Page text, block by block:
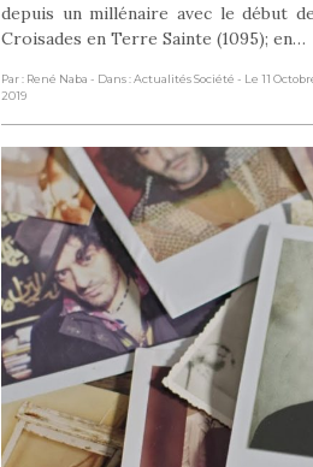
depuis un millénaire avec le début
Croisades en Terre Sainte (1095); en…
Par : René Naba - Dans : Actualités Société - Le 11
2019